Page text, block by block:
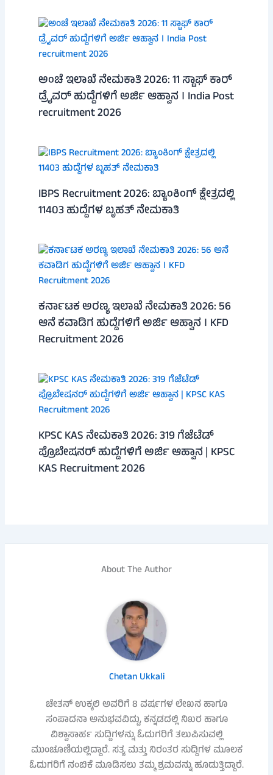
ಅಂಚೆ ಇಲಾಖೆ ನೇಮಕಾತಿ 2026: 11 ಸ್ಟಾಫ್ ಕಾರ್
ಡ್ರೈವರ್ ಹುದ್ದೆಗಳಿಗೆ ಅರ್ಜಿ ಆಹ್ವಾನ । India Post
recruitment 2026
IBPS Recruitment 2026: ಬ್ಯಾಂಕಿಂಗ್ ಕ್ಷೇತ್ರದಲ್ಲಿ
11403 ಹುದ್ದೆಗಳ ಬೃಹತ್ ನೇಮಕಾತಿ
ಕರ್ನಾಟಕ ಅರಣ್ಯ ಇಲಾಖೆ ನೇಮಕಾತಿ 2026: 56
ಆನೆ ಕವಾಡಿಗ ಹುದ್ದೆಗಳಿಗೆ ಅರ್ಜಿ ಆಹ್ವಾನ । KFD
Recruitment 2026
KPSC KAS ನೇಮಕಾತಿ 2026: 319 ಗೆಜೆಟೆಡ್
ಪ್ರೊಬೇಷನರ್ ಹುದ್ದೆಗಳಿಗೆ ಅರ್ಜಿ ಆಹ್ವಾನ | KPSC
KAS Recruitment 2026
About The Author
Chetan Ukkali
ಚೇತನ್ ಉಕ್ಕಲಿ ಅವರಿಗೆ 8 ವರ್ಷಗಳ ಲೇಖನ ಹಾಗೂ
ಸಂಪಾದನಾ ಅನುಭವವಿದ್ದು, ಕನ್ನಡದಲ್ಲಿ ನಿಖರ ಹಾಗೂ
ವಿಶ್ವಾಸಾರ್ಹ ಸುದ್ದಿಗಳನ್ನು ಓದುಗರಿಗೆ ತಲುಪಿಸುವಲ್ಲಿ
ಮುಂಚೂಣಿಯಲ್ಲಿದ್ದಾರೆ. ಸತ್ಯ ಮತ್ತು ನಿರಂತರ ಸುದ್ದಿಗಳ ಮೂಲಕ
ಓದುಗರಿಗೆ ನಂಬಿಕೆ ಮೂಡಿಸಲು ತಮ್ಮ ಶ್ರಮವನ್ನು ಹೂಡುತ್ತಿದ್ದಾರೆ.